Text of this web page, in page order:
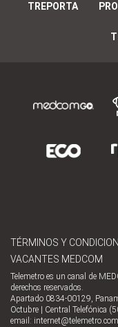
TREPORTA
TÉRMINOS Y
VACANTES MEDCOM
Telemetro es un canal de
derechos reservados.
Apartado 0834-00129,
Octubre | Central Telefónica
email: internet@telemetro.com